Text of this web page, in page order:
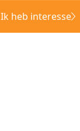
Ik heb interesse